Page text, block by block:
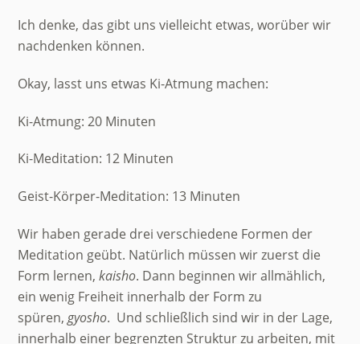
Ich denke, das gibt uns vielleicht etwas, worüber wir
nachdenken können.
Okay, lasst uns etwas Ki-Atmung machen:
Ki-Atmung: 20 Minuten
Ki-Meditation: 12 Minuten
Geist-Körper-Meditation: 13 Minuten
Wir haben gerade drei verschiedene Formen der
Meditation geübt. Natürlich müssen wir zuerst die
Form lernen,kaisho. Dann beginnen wir allmählich,
ein wenig Freiheit innerhalb der Form zu
spüren,gyosho. Und schließlich sind wir in der Lage,
innerhalb einer begrenzten Struktur zu arbeiten, mit